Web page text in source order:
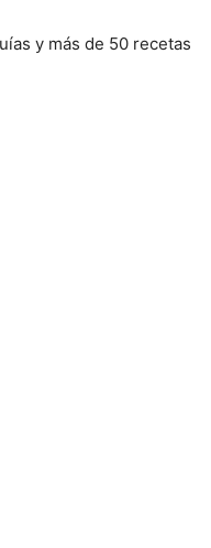
y más de 50 recetas